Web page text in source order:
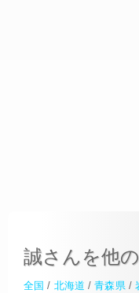
誠さんを他
全国 / 北海道 /青森県/